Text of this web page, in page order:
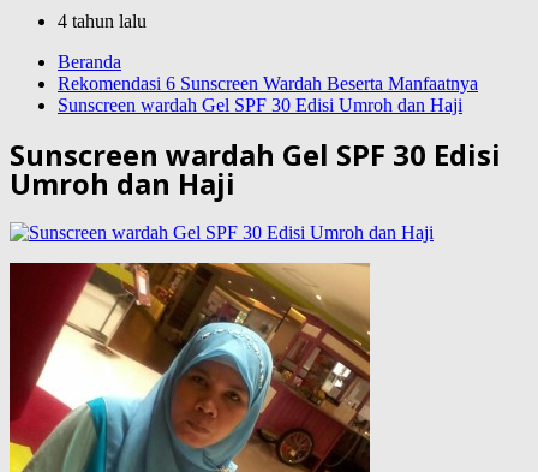
4 tahun lalu
Beranda
Rekomendasi 6 Sunscreen Wardah Beserta Manfaatnya
Sunscreen wardah Gel SPF 30 Edisi Umroh dan Haji
Sunscreen wardah Gel SPF 30 Edisi
Umroh dan Haji